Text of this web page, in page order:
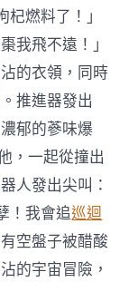
燃料了！」
我飛不遠！」
的衣領，同時
推進器發出
郁的蔘味爆
，一起從撞出
人發出尖叫：
！我會追巡迴
空盤子被醋酸
的宇宙冒險，